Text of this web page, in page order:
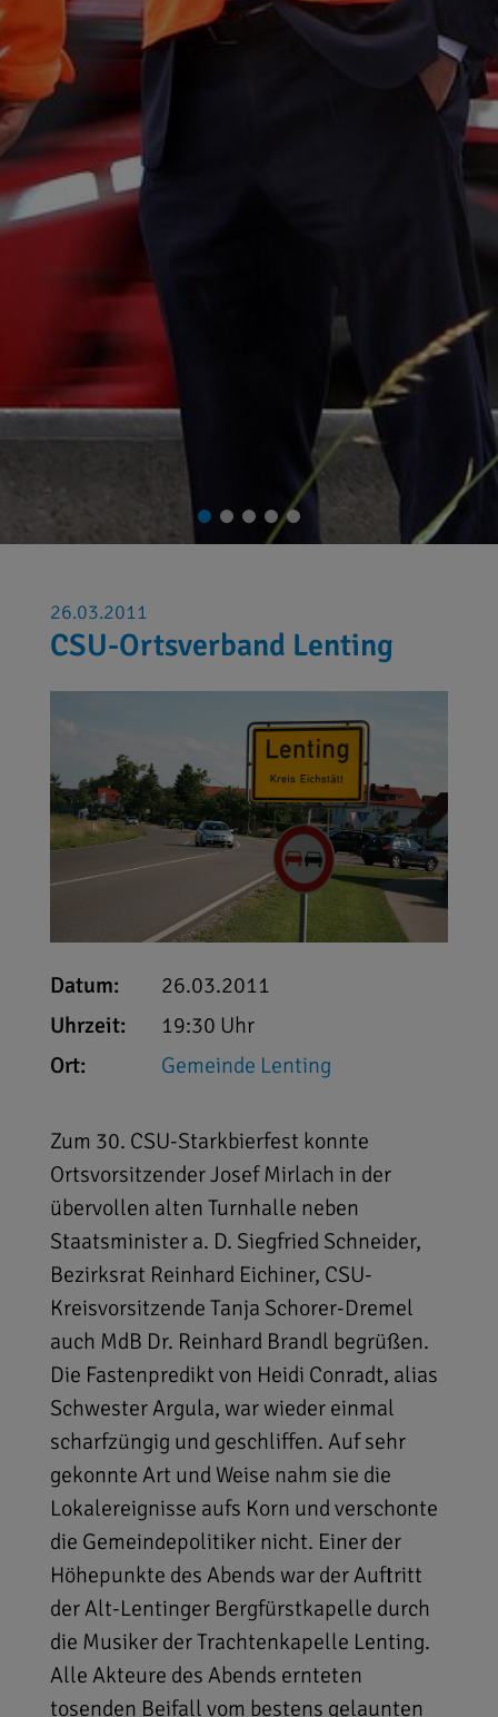
26.03.2011
CSU-Ortsverband Lenting
Datum:
26.03.2011
Uhrzeit:
19:30 Uhr
Ort:
Gemeinde Lenting
Zum 30. CSU-Starkbierfest konnte
Ortsvorsitzender Josef Mirlach in der
übervollen alten Turnhalle neben
Staatsminister a. D. Siegfried Schneider,
Bezirksrat Reinhard Eichiner, CSU-
Kreisvorsitzende Tanja Schorer-Dremel
auch MdB Dr. Reinhard Brandl begrüßen.
Die Fastenpredikt von Heidi Conradt, alias
Schwester Argula, war wieder einmal
scharfzüngig und geschliffen. Auf sehr
gekonnte Art und Weise nahm sie die
Lokalereignisse aufs Korn und verschonte
die Gemeindepolitiker nicht. Einer der
Höhepunkte des Abends war der Auftritt
der Alt-Lentinger Bergfürstkapelle durch
die Musiker der Trachtenkapelle Lenting.
Alle Akteure des Abends ernteten
tosenden Beifall vom bestens gelaunten